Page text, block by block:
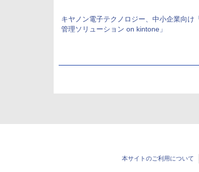
キヤノン電子テクノロジー、中小企業向け
管理ソリューション on kintone」
本サイトのご利用について